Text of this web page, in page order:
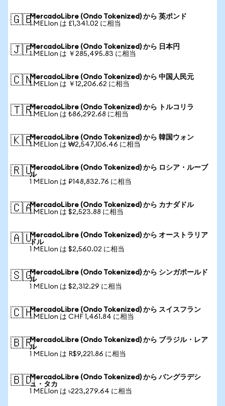
🇬🇧MercadoLibre (Ondo Tokenized) から 英ポンド
1 MELIon は £1,341.02 に相当
🇯🇵MercadoLibre (Ondo Tokenized) から 日本円
1 MELIon は ￥285,495.83 に相当
🇨🇳MercadoLibre (Ondo Tokenized) から 中国人民元
1 MELIon は ￥12,206.62 に相当
🇹🇷MercadoLibre (Ondo Tokenized) から トルコリラ
1 MELIon は ₺86,292.68 に相当
🇰🇷MercadoLibre (Ondo Tokenized) から 韓国ウォン
1 MELIon は ₩2,547,106.46 に相当
🇷🇺MercadoLibre (Ondo Tokenized) から ロシア・ルーブ
ル
1 MELIon は ₽148,832.76 に相当
🇨🇦MercadoLibre (Ondo Tokenized) から カナダドル
1 MELIon は $2,523.88 に相当
🇦🇺MercadoLibre (Ondo Tokenized) から オーストラリア
ドル
1 MELIon は $2,560.02 に相当
🇸🇬MercadoLibre (Ondo Tokenized) から シンガポールド
ル
1 MELIon は $2,312.29 に相当
🇨🇭MercadoLibre (Ondo Tokenized) から スイスフラン
1 MELIon は CHF 1,461.84 に相当
🇧🇷MercadoLibre (Ondo Tokenized) から ブラジル・レア
ル
1 MELIon は R$9,221.86 に相当
🇧🇩MercadoLibre (Ondo Tokenized) から バングラデシ
ュ・タカ
1 MELIon は ৳223,279.64 に相当